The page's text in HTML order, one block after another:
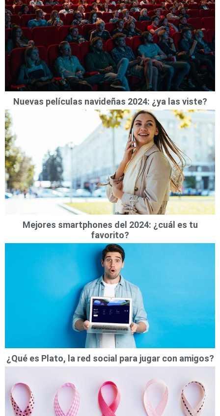
Nuevas películas navideñas 2024: ¿ya las viste?
Mejores smartphones del 2024: ¿cuál es tu
favorito?
¿Qué es Plato, la red social para jugar con amigos?